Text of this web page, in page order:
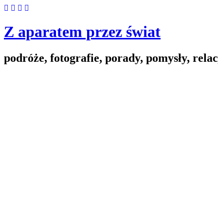
Skip
content
Z aparatem przez świat
podróże, fotografie, porady, pomysły,